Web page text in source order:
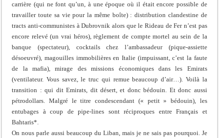
carrière (qui ne font qu’un, à une époque où il était encore possible de
travailler toute sa vie pour la même boîte) : distribution clandestine de
tracts anti-communistes à Dubrovnik alors que le Rideau de Fer n’est pas
encore relevé (un vrai héros), règlement de compte mortel au sein de la
banque (spectateur), cocktails chez l’ambassadeur (pique-assiette
désoeuvré), magouilles immobilières en Italie (impuissant, c’est la faute
de la mafia), mirage des missions économiques dans les Emirats
(ventilateur. Vous savez, le truc qui remue beaucoup d’air…). Voilà la
transition : qui dit Emirats, dit désert, et donc bédouin. Et donc aussi
pétrodollars. Malgré le titre condescendant (« petit » bédouin), les
entubages à coup de pipe-lines sont réciproques entre Français et
Bahtaris*.
On nous parle aussi beaucoup du Liban, mais je ne sais pas pourquoi. Je